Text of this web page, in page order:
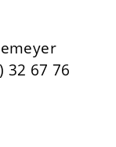
32 67 76